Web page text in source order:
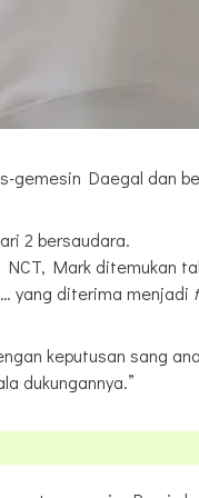
gemesin Daegal dan
2 bersaudara.
Mark ditemukan
yang diterima menjadi
keputusan sang
dukungannya.”